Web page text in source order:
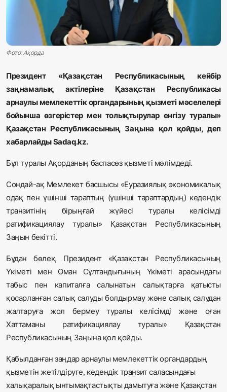
Жаңалықтар
Спорт
Әлем
Журналистік зерттеу
Қазақ тілі
Фото: Ақорда
Президент «Қазақстан Республикасының кейбір
заңнамалық актілеріне Қазақстан Республикасы
арнаулы мемлекеттік органдарының қызметі мәселелері
бойынша өзгерістер мен толықтырулар енгізу туралы»
Қазақстан Республикасының Заңына қол қойды, деп
хабарлайды Sadaq.kz.
Бұл туралы Ақорданың баспасөз қызметі мәлімдеді.
Сондай-ақ Мемлекет басшысы «Еуразиялық экономикалық
одақ пен үшінші тараптың (үшінші тараптардың) кедендік
транзитінің бірыңғай жүйесі туралы келісімді
ратификациялау туралы» Қазақстан Республикасының
Заңын бекітті.
Бұдан бөлек, Президент «Қазақстан Республикасының
Үкіметі мен Оман Сұлтандығының Үкіметі арасындағы
табыс пен капиталға салынатын салықтарға қатысты
қосарланған салық салуды болдырмау және салық салудан
жалтаруға жол бермеу туралы келісімді және оған
Хаттаманы ратификациялау туралы» Қазақстан
Республикасының Заңына қол қойды.
Қабылданған заңдар арнаулы мемлекеттік органдардың
қызметін жетілдіруге, кедендік транзит саласындағы
халықаралық ынтымақтастықты дамытуға және Қазақстан